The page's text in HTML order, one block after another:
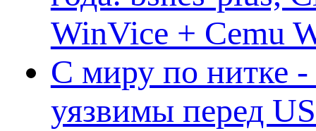
WinVice + Cemu
С миру по нитке
уязвимы перед